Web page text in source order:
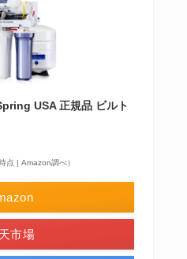
USA 正規品 ビルト
点 | Amazon調べ）
市場